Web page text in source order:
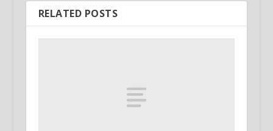
RELATED POSTS